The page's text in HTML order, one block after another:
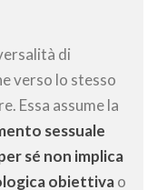
di
verso lo stesso
Essa assume la
sessuale
sé non implica
obiettivao